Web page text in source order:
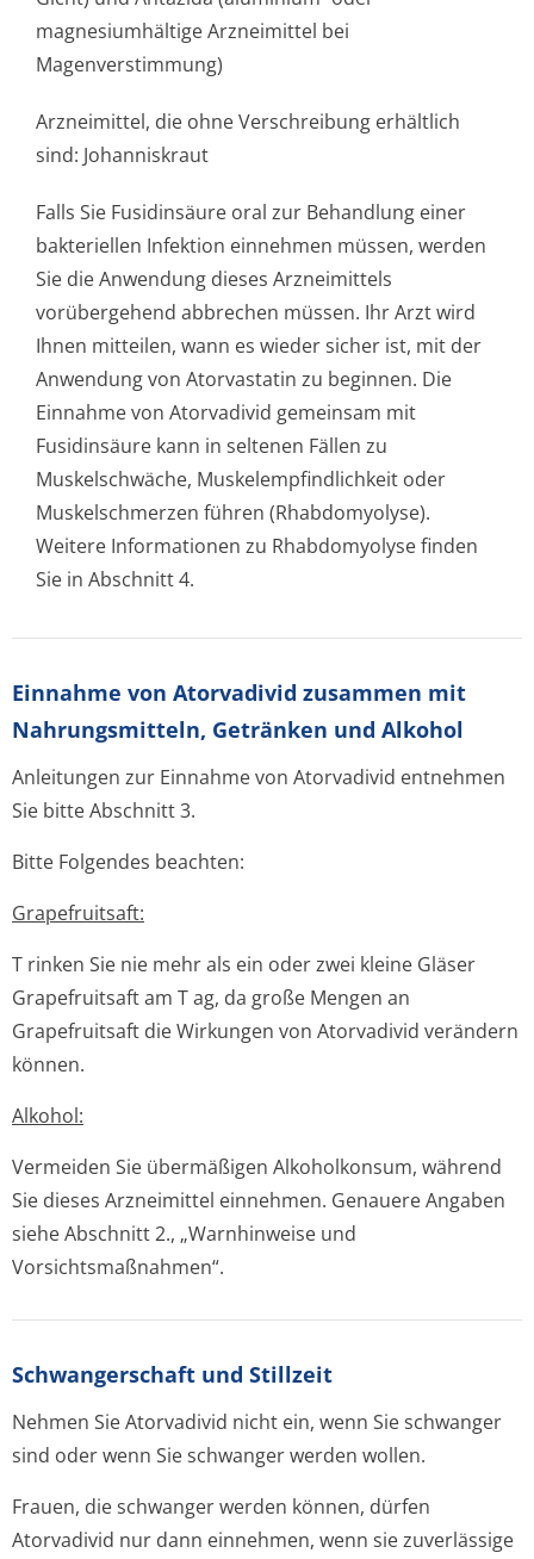
magnesiumhältige Arzneimittel bei
Magenverstimmung)
Arzneimittel, die ohne Verschreibung erhältlich
sind: Johanniskraut
Falls Sie Fusidinsäure oral zur Behandlung einer
bakteriellen Infektion einnehmen müssen, werden
Sie die Anwendung dieses Arzneimittels
vorübergehend abbrechen müssen. Ihr Arzt wird
Ihnen mitteilen, wann es wieder sicher ist, mit der
Anwendung von Atorvastatin zu beginnen. Die
Einnahme von Atorvadivid gemeinsam mit
Fusidinsäure kann in seltenen Fällen zu
Muskelschwäche, Muskelempfindlichke­it oder
Muskelschmerzen führen (Rhabdomyolyse).
Weitere Informationen zu Rhabdomyolyse finden
Sie in Abschnitt 4.
Einnahme von Atorvadivid zusammen mit
Nahrungsmitteln, Getränken und Alkohol
Anleitungen zur Einnahme von Atorvadivid entnehmen
Sie bitte Abschnitt 3.
Bitte Folgendes beachten:
Grapefruitsaft:
T rinken Sie nie mehr als ein oder zwei kleine Gläser
Grapefruitsaft am T ag, da große Mengen an
Grapefruitsaft die Wirkungen von Atorvadivid verändern
können.
Alkohol:
Vermeiden Sie übermäßigen Alkoholkonsum, während
Sie dieses Arzneimittel einnehmen. Genauere Angaben
siehe Abschnitt 2., „Warnhinweise und
Vorsichtsmaßnah­men“.
Schwangerschaft und Stillzeit
Nehmen Sie Atorvadivid nicht ein, wenn Sie schwanger
sind oder wenn Sie schwanger werden wollen.
Frauen, die schwanger werden können, dürfen
Atorvadivid nur dann einnehmen, wenn sie zuverlässige